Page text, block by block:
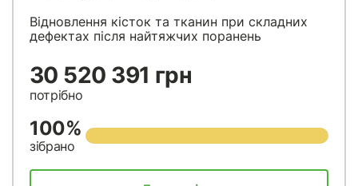
Відновлення кісток та тканин при складних
дефектах після найтяжчих поранень
30 520 391 грн
потрібно
100%
зібрано